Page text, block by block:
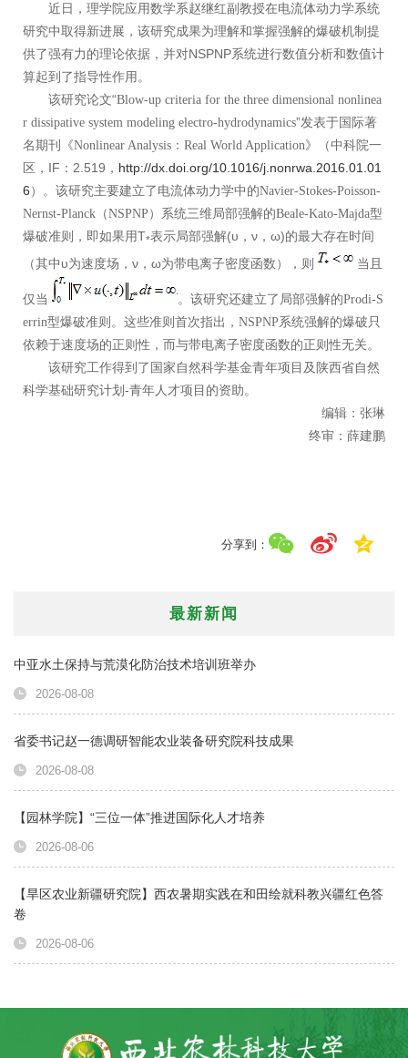
近日，理学院应用数学系赵继红副教授在电流体动力学系统
研究中取得新进展，该研究成果为理解和掌握强解的爆破机制提
供了强有力的理论依据，并对NSPNP系统进行数值分析和数值计
算起到了指导性作用。
该研究论文“Blow-up criteria for the three dimensional nonlinea
r dissipative system modeling electro-hydrodynamics”发表于国际著
名期刊《Nonlinear Analysis：Real World Application》（中科院一
区，IF：2.519， http://dx.doi.org/10.1016/j.nonrwa.2016.01.01
6）。该研究主要建立了电流体动力学中的Navier-Stokes-Poisson-
Nernst-Planck（NSPNP） 系统三维局部强解的Beale-Kato-Majda型
爆破准则，即如果用T*表示局部强解(υ，ν，ω)的最大存在时间
（其中υ为速度场，ν，ω为带电离子密度函数），则
当且
仅当 。该研究还建立了局部强解的Prodi-S
errin型爆破准则。这些准则首次指出， NSPNP系统强解的爆破只
依赖于速度场的正则性，而与带电离子密度函数的正则性无关。
该研究工作得到了国家自然科学基金青年项目及陕西省自然
科学基础研究计划-青年人才项目的资助。
编辑：张琳
终审：薛建鹏
分享到：
最新新闻
中亚水土保持与荒漠化防治技术培训班举办
2026-08-08
省委书记赵一德调研智能农业装备研究院科技成果
2026-08-08
【园林学院】“三位一体”推进国际化人才培养
2026-08-06
【旱区农业新疆研究院】西农暑期实践在和田绘就科教兴疆红色答
卷
2026-08-06